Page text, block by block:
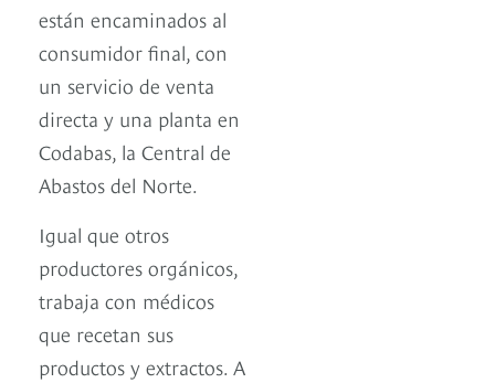
están encaminados al
consumidor final, con
un servicio de venta
directa y una planta en
Codabas, la Central de
Abastos del Norte.
Igual que otros
productores orgánicos,
trabaja con médicos
que recetan sus
productos y extractos. A